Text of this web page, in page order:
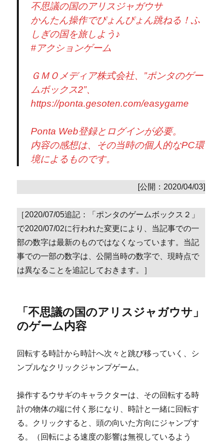
不思議の国のアリスジャガウサ
かんたん操作でぴょんぴょん跳ねる！ふ
しぎの国を旅しよう♪
#アクションゲーム
ＧＭＯメディア株式会社、”ポンタのゲー
ムボックス2”、
https://ponta.gesoten.com/easygame
Ponta Web登録とログインが必要。
内容の感想は、その当時の個人的なPC環
境によるものです。
[公開：2020/04/03]
［2020/07/05追記：「ポンタのゲームボックス２」
で2020/07/02に行われた変更により、当記事での一
部の数字は最新のものではなくなっています。当記
事での一部の数字は、公開当時の数字で、現時点で
は異なることを追記しておきます。］
「不思議の国のアリスジャガウサ」
のゲーム内容
回転する時計から時計へ次々と跳び移っていく、シ
ンプルなクリックジャンプゲーム。
操作するウサギのキャラクターは、その回転する時
計の物体の端に付く形になり、時計と一緒に回転す
る。クリックすると、頭の向いた方向にジャンプす
る。（回転による速度の影響は無視しているよう